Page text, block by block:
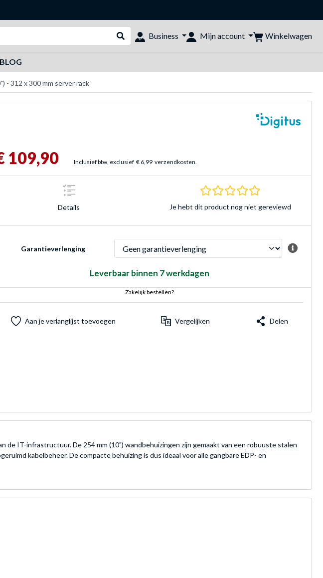
Webshop doorzoeken
Business Mijn account Winkelwagen
BLOG
- 312 x 300 mm server rack
109,90 Inclusief btw, exclusief € 6,99 verzendkosten.
Details
0.0 sterren
Je hebt dit product nog niet gereviewd
Garantieverlenging
Leverbaar binnen 7 werkdagen
Zakelijk bestellen?
Aan je verlanglijst toevoegen Vergelijken Delen
IT-infrastructuur. De 254 mm (10") wandbehuizingen zijn gemaakt van een robuuste stalen
kabelbeheer. De compacte behuizing is dus ideaal voor alle gangbare EDP- en